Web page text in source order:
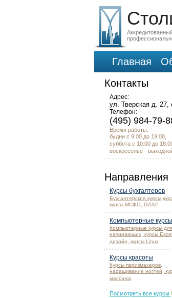
Главная
Контакты
Адрес:
ул. Тверская д. 27,
Телефон:
(495) 984-79-
Время работы:
будни с 9:00 до 19:00,
суббота с 10:00 до
воскресенье -
Направления
Курсы бухгалтеров
Бухгалтерские
курсы МСФО, GAAP
Компьютерные курсы
Компьютерные курсы для
начинающих, курсы
дизайн, курсы Linux
Курсы красоты
Курсы парикмахеров,
наращивание ногтей,
массажа
Посмотреть все курсы